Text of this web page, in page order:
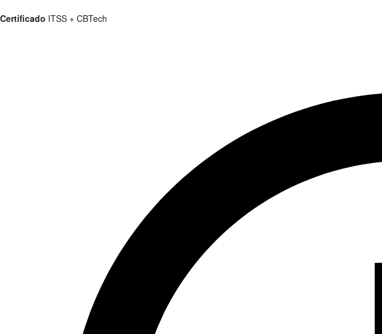
Certificado ITSS + CBTech